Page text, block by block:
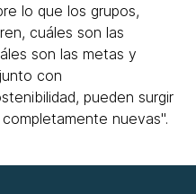
lo que los grupos,
cuáles son las
son las metas y
con
pueden surgir
nuevas".